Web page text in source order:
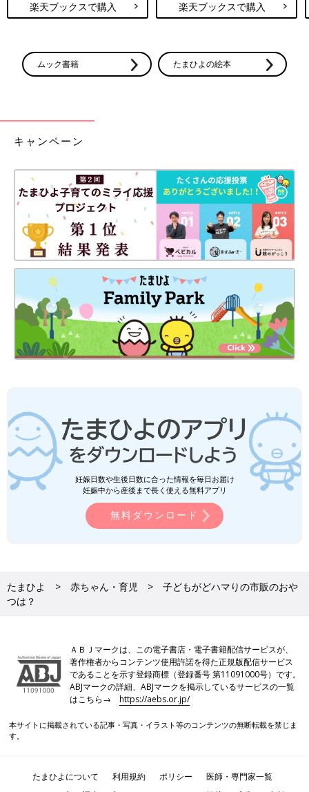
楽天ブックスで購入 楽天ブックスで購入
ムック書籍 たまひよの絵本
キャンペーン
妊娠日数や生後日数に合った情報を毎日お届け
妊娠中から産後まで長く使える無料アプリ
無料ダウンロード
たまひよ 赤ちゃん・育児
子どもがどハマりの市販のおや
つは？
ＡＢＪマークは、この電子書店・電子書籍配信サービスが、
著作権者からコンテンツ使用許諾を得た正規版配信サービス
であることを示す登録商標（登録番号 第11091000号）です。
ABJマークの詳細、ABJマークを掲示しているサービスの一覧
はこちら→https://aebs.or.jp/
本サイトに掲載されている記事・写真・イラスト等のコンテンツの無断転載を禁じま
す。
たまひよについて 利用規約 ポリシー
医師・専門家一覧